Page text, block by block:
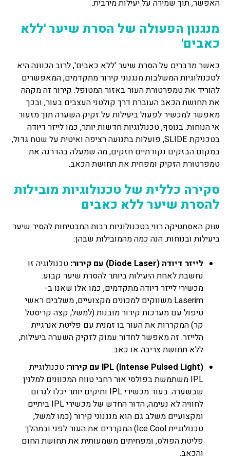
האפשר, תוך שמירה על יעילות מירבית.
מנגנון הפעולה של הסרת שיער 'ללא
כאבים'
כאשר מדברים על הסרת שיער 'ללא כאבים', לרוב הכוונה היא
לטכנולוגיות המשלבות מנגנוני קירור מתקדמים, המאפשרים
להוריד את טמפרטורת העור באזור המטופל. קירור זה מקהה
את תחושת הכאב העוברת דרך קולטני העצבים בעור, ובכך
מאפשר למכשיר לפעול ביעילות על זקיק השערה תוך מזעור
אי הנוחות. בנוסף, טכנולוגיות חדשות יותר, כמו לייזר דיודה
בטכניקת SLIDE, פועלות בתנועה רציפה ואיטית על שטח גדול,
במקום הבזקים נקודתיים חזקים, מה שמעלה בהדרגה את
טמפרטורת הזקיק ומפחית את תחושת הכאב.
סקירה כללית של טכנולוגיות מובילות
להסרת שיער ללא כאבים
שוק האסתטיקה רווי בטכנולוגיות רבות המבטיחות להסיר שיער
ביעילות ובנוחות. הנה כמה מהמובילות שבהן:
לייזר דיודה (Diode Laser) עם קירור:
טכנולוגיה זו
נחשבת לאחת היעילות ביותר להסרת שיער קבוע.
מכשירי לייזר דיודה מתקדמים, כמו אלו שאנו ב-
Laserim משווקים למכונים מקצועיים, משלבים ראשי
טיפול עם מערכות קירור מובנות (למשל, קצה קריסטל
קר) המקררות את העור בו זמנית עם פליטת אנרגיית
הלייזר. זה מאפשר לחדור עמוק לזקיק השערה ביעילות,
ללא תחושת צריבה או כאב.
IPL (Intense Pulsed Light) עם קירור:
טכנולוגיית
IPL משתמשת בפולסי אור רחבי טווח המכוונים למלנין
שבשערה. בעוד מכשירי IPL ותיקים יותר יכלו לגרום
לחוויה לא נעימה, הדור החדש של מכשירי IPL ביתיים
ומקצועיים משלב גם הוא מנגנוני קירור (כמו למשל,
טכנולוגיית Ice Cool) המקררים את העור לפני ובמהלך
פליטת הפולס, ומפחיתים משמעותית את תחושת החום
והכאב.